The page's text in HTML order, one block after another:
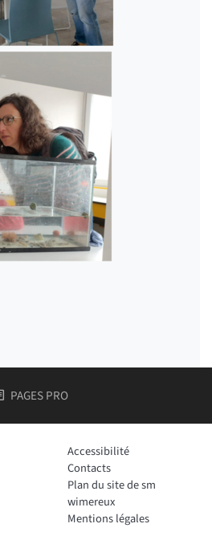
ET TECHNOLOGIES
PAGES PRO
Accessibilité
Contacts
Plan du site de sm
wimereux
Mentions légales